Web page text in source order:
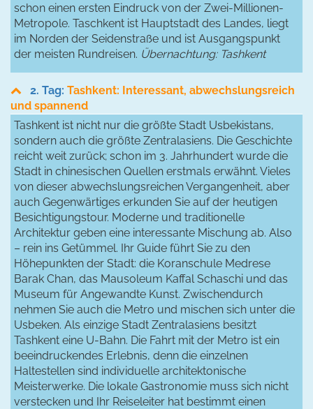
schon einen ersten Eindruck von der Zwei-Millionen-
Metropole. Taschkent ist Hauptstadt des Landes, liegt
im Norden der Seidenstraße und ist Ausgangspunkt
der meisten Rundreisen. Übernachtung: Tashkent
2. Tag: Tashkent: Interessant, abwechslungsreich
und spannend
Tashkent ist nicht nur die größte Stadt Usbekistans,
sondern auch die größte Zentralasiens. Die Geschichte
reicht weit zurück; schon im 3. Jahrhundert wurde die
Stadt in chinesischen Quellen erstmals erwähnt. Vieles
von dieser abwechslungsreichen Vergangenheit, aber
auch Gegenwärtiges erkunden Sie auf der heutigen
Besichtigungstour. Moderne und traditionelle
Architektur geben eine interessante Mischung ab. Also
– rein ins Getümmel. Ihr Guide führt Sie zu den
Höhepunkten der Stadt: die Koranschule Medrese
Barak Chan, das Mausoleum Kaffal Schaschi und das
Museum für Angewandte Kunst. Zwischendurch
nehmen Sie auch die Metro und mischen sich unter die
Usbeken. Als einzige Stadt Zentralasiens besitzt
Tashkent eine U-Bahn. Die Fahrt mit der Metro ist ein
beeindruckendes Erlebnis, denn die einzelnen
Haltestellen sind individuelle architektonische
Meisterwerke. Die lokale Gastronomie muss sich nicht
verstecken und Ihr Reiseleiter hat bestimmt einen